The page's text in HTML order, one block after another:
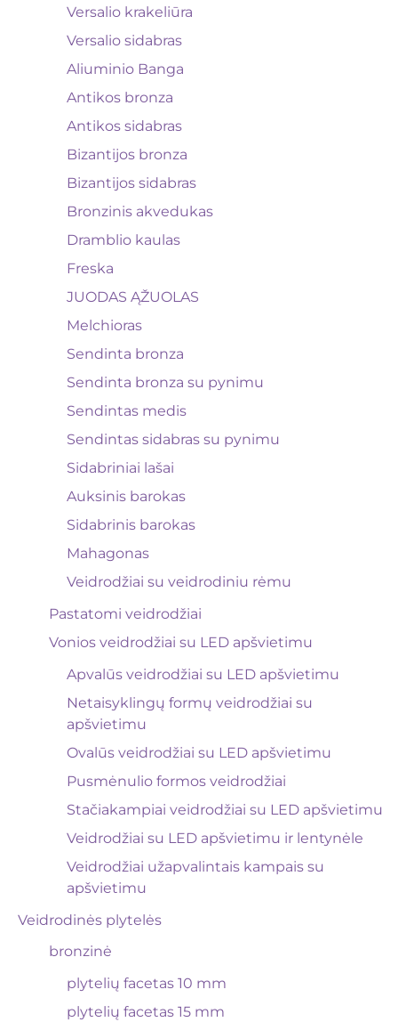
Versalio krakeliūra
Versalio sidabras
Aliuminio Banga
Antikos bronza
Antikos sidabras
Bizantijos bronza
Bizantijos sidabras
Bronzinis akvedukas
Dramblio kaulas
Freska
JUODAS ĄŽUOLAS
Melchioras
Sendinta bronza
Sendinta bronza su pynimu
Sendintas medis
Sendintas sidabras su pynimu
Sidabriniai lašai
Auksinis barokas
Sidabrinis barokas
Mahagonas
Veidrodžiai su veidrodiniu rėmu
Pastatomi veidrodžiai
Vonios veidrodžiai su LED apšvietimu
Apvalūs veidrodžiai su LED apšvietimu
Netaisyklingų formų veidrodžiai su
apšvietimu
Ovalūs veidrodžiai su LED apšvietimu
Pusmėnulio formos veidrodžiai
Stačiakampiai veidrodžiai su LED apšvietimu
Veidrodžiai su LED apšvietimu ir lentynėle
Veidrodžiai užapvalintais kampais su
apšvietimu
Veidrodinės plytelės
bronzinė
plytelių facetas 10 mm
plytelių facetas 15 mm